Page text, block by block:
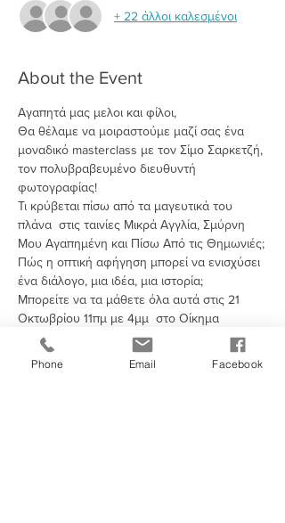
+ 22 άλλοι καλεσμένοι
About the Event
Αγαπητά μας μελοι και φίλοι,
​Θα θέλαμε να μοιραστούμε μαζί σας ένα
μοναδικό masterclass με τον Σίμο Σαρκετζή,
τον πολυβραβευμένο διευθυντή
φωτογραφίας!
Τι κρύβεται πίσω από τα μαγευτικά του
πλάνα  στις ταινίες Μικρά Αγγλία, Σμύρνη
Μου Αγαπημένη και Πίσω Από τις Θημωνιές;
Πώς η οπτική αφήγηση μπορεί να ενισχύσει
ένα διάλογο, μια ιδέα, μια ιστορία;
Μπορείτε να τα μάθετε όλα αυτά στις 21
Οκτωβρίου 11πμ με 4μμ  στο Οίκημα
Ένωσης Σκηνοθετών Κύπρου στη Λευκωσία.
Περιορισμένες θέσεις.
Phone Email Facebook